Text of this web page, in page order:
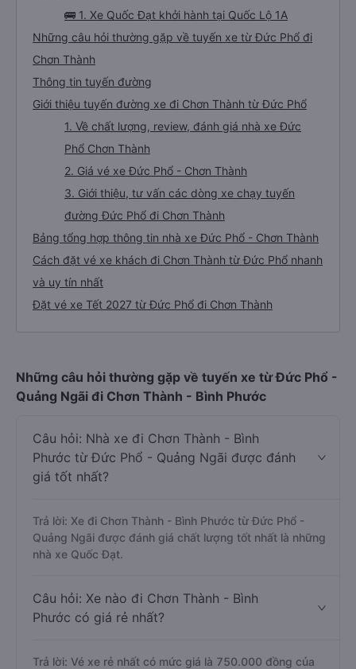
🚌 1. Xe Quốc Đạt khởi hành tại Quốc Lộ 1A
Những câu hỏi thường gặp về tuyến xe từ Đức Phổ đi
Chơn Thành
Thông tin tuyến đường
Giới thiệu tuyến đường xe đi Chơn Thành từ Đức Phổ
1. Về chất lượng, review, đánh giá nhà xe Đức
Phổ Chơn Thành
2. Giá vé xe Đức Phổ - Chơn Thành
3. Giới thiệu, tư vấn các dòng xe chạy tuyến
đường Đức Phổ đi Chơn Thành
Bảng tổng hợp thông tin nhà xe Đức Phổ - Chơn Thành
Cách đặt vé xe khách đi Chơn Thành từ Đức Phổ nhanh
và uy tín nhất
Đặt vé xe Tết 2027 từ Đức Phổ đi Chơn Thành
Những câu hỏi thường gặp về tuyến xe từ Đức Phổ -
Quảng Ngãi đi Chơn Thành - Bình Phước
Câu hỏi: Nhà xe đi Chơn Thành - Bình
Phước từ Đức Phổ - Quảng Ngãi được đánh
giá tốt nhất?
Trả lời: Xe đi Chơn Thành - Bình Phước từ Đức Phổ -
Quảng Ngãi được đánh giá chất lượng tốt nhất là những
nhà xe Quốc Đạt.
Câu hỏi: Xe nào đi Chơn Thành - Bình
Phước có giá rẻ nhất?
Trả lời: Vé xe rẻ nhất có mức giá là 750.000 đồng của